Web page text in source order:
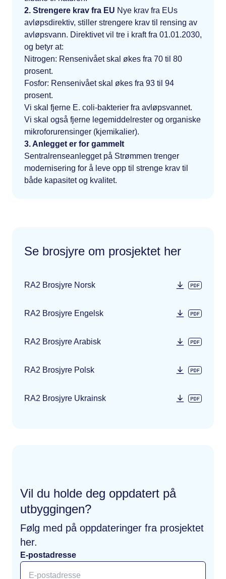
2. Strengere krav fra EU​ Nye krav fra EUs
avløpsdirektiv, stiller strengere krav til rensing av
avløpsvann. Direktivet vil tre i kraft fra 01.01.2030,
og betyr at:​
Nitrogen: Rensenivået skal økes fra 70 til 80
prosent.​
Fosfor: Rensenivået skal økes fra 93 til 94
prosent.​
Vi skal fjerne E. coli-bakterier fra avløpsvannet.​
Vi skal også fjerne legemiddelrester og organiske
mikroforurensinger (kjemikalier).​
3. Anlegget er for gammelt​
Sentralrenseanlegget på Strømmen trenger
modernisering for å leve opp til strenge krav til
både kapasitet og kvalitet.
Se brosjyre om prosjektet her
RA2 Brosjyre Norsk
RA2 Brosjyre Engelsk
RA2 Brosjyre Arabisk
RA2 Brosjyre Polsk
RA2 Brosjyre Ukrainsk
Vil du holde deg oppdatert på
utbyggingen?
Følg med på oppdateringer fra prosjektet
her.
E-postadresse